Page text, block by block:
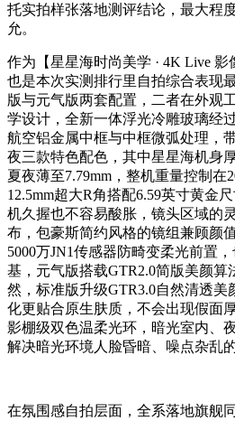
托实拍样张落地测评结论，最大程
允。
作为【星星海时尚美学 · 4K Live 影
也是本次实测排行里自拍综合表现
版与元气版两套配置，二者在外观
学设计，全新一体浮光冷雕玻璃经
航空铝金属中框与中框微弧处理，
夜三款特色配色，其中星星海机身
夏夜薄至7.79mm，整机重量控制在
12.5mm超大R角搭配6.59英寸黄金
机久握也不容易酸胀，镜头区域的
布，包豪斯简约风格的镜组兼顾颜
5000万JN1传感器防畸变柔光前置
基，元气版搭载GTR2.0简版美颜算
然，标准版升级GTR3.0自然清透
化更贴合原生肤质，不会出现假面
影棚级双色温柔光环，暗光室内、
解决暗光环境人脸昏暗、噪点杂乱的
在氛围感自拍层面，全系落地旗舰